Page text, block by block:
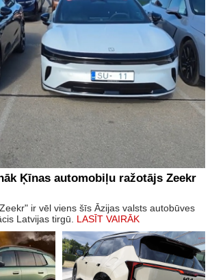
Ķīnas automobiļu ražotājs Zeekr
ir vēl viens šīs Āzijas valsts autobūves
Latvijas tirgū. LASĪT VAIRĀK